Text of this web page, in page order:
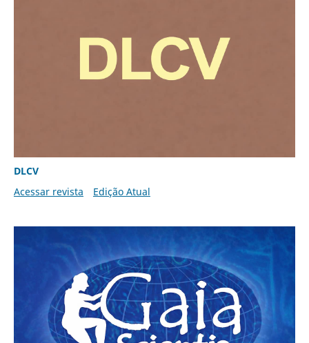
DLCV
Acessar revista
Edição Atual